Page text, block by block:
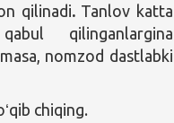
qilinadi. Tanlov katta
qilinganlargina
nomzod dastlabki
chiqing.